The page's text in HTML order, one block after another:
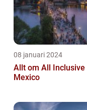
08 januari 2024
Allt om All Inclusive
Mexico